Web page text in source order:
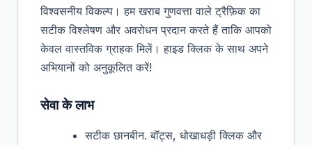
विश्वसनीय विकल्प। हम खराब गुणवत्ता वाले ट्रैफ़िक का
सटीक विश्लेषण और अवरोधन प्रदान करते हैं ताकि आपको
केवल वास्तविक ग्राहक मिलें। हाइड क्लिक के साथ अपने
अभियानों को अनुकूलित करें!
सेवा के लाभ
सटीक छानबीन. बॉट्स, धोखाधड़ी क्लिक और